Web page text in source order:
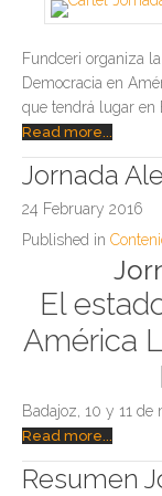
Fundceri organiza
Democracia en
que tendrá lugar en
Read more...
Jornada
24 February 2016
Published in
El
América
Badajoz, 10 y 11 de
Read more...
Resumen